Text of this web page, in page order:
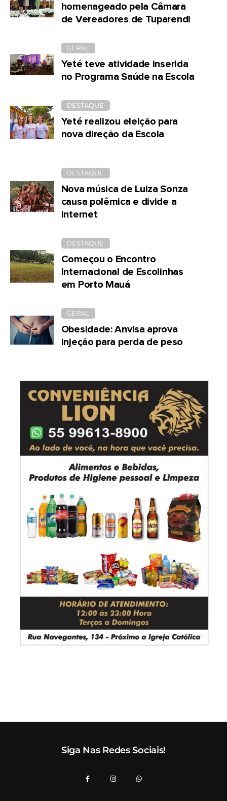
homenageado pela Câmara
de Vereadores de Tuparendi
GERAL
Yeté teve atividade inserida
no Programa Saúde na Escola
DESTAQUE
Yeté realizou eleição para
nova direção da Escola
DESTAQUE
Nova música de Luiza Sonza
causa polêmica e divide a
internet
DESTAQUE
Começou o Encontro
Internacional de Escolinhas
em Porto Mauá
GERAL
Obesidade: Anvisa aprova
injeção para perda de peso
Siga Nas Redes Sociais!